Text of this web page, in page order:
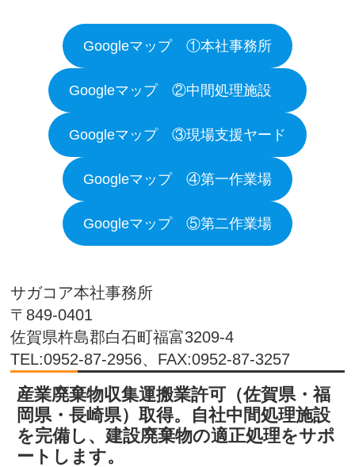
Googleマップ ①本社事務所
Googleマップ ②中間処理施設
Googleマップ ③現場支援ヤード
Googleマップ ④第一作業場
Googleマップ ⑤第二作業場
サガコア本社事務所
〒849-0401
佐賀県杵島郡白石町福富3209-4
TEL:0952-87-2956、FAX:0952-87-3257
産業廃棄物収集運搬業許可（佐賀県・福
岡県・長崎県）取得。自社中間処理施設
を完備し、建設廃棄物の適正処理をサポ
ートします。